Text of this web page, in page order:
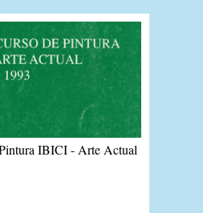
IBICI - Arte Actual